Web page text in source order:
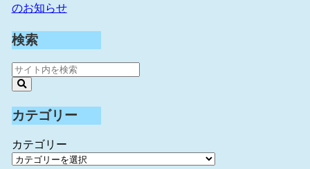
のお知らせ
検索
カテゴリー
カテゴリー